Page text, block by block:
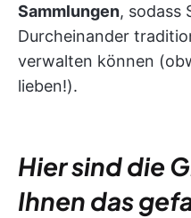
Sammlungen, sodass
Durcheinander
verwalten können
lieben!).
Hier sind die
Ihnen das